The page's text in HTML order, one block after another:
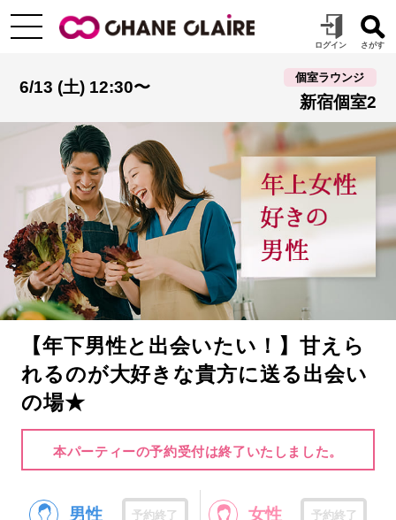
6/13 (土) 12:30〜
個室ラウンジ
新宿個室2
【年下男性と出会いたい！】甘えら
れるのが大好きな貴方に送る出会い
の場★
本パーティーの予約受付は終了いたしました。
男性 予約終了 女性 予約終了